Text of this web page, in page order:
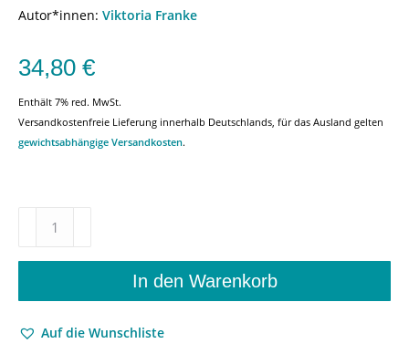
Autor*innen: Viktoria Franke
34,80 €
Enthält 7% red. MwSt.
Versandkostenfreie Lieferung innerhalb Deutschlands, für das Ausland gelten
gewichtsabhängige Versandkosten.
Grenze
Translokale
In den Warenkorb
Auf die Wunschliste